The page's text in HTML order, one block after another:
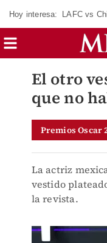
Hoy interesa: LAFC vs
El otro
que no
Premios Oscar
La actriz
vestido
la revista.